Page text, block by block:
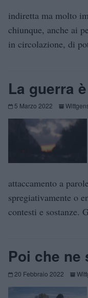
indiretta ma molto
chiunque, anche ai
in circolazione, di
La guerra
5 Marzo 2022
attaccamento a
spregiativamente o
contesti e sostanze.
Poi che ne
20 Febbraio 2022